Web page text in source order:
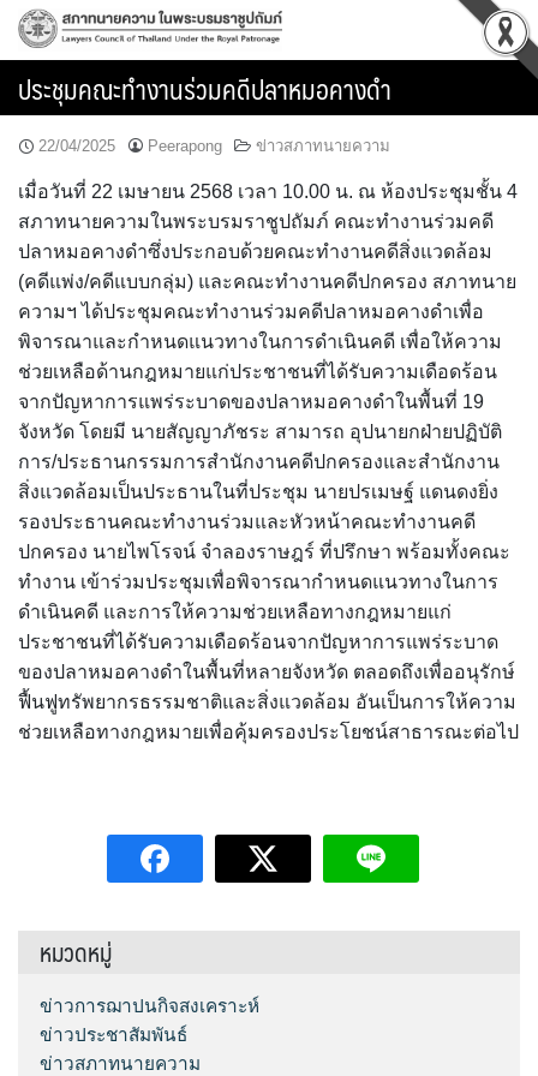
Skip
ประชุมคณะทำงานร่วมคดีปลาหมอคางดำ
22/04/2025 Peerapong ข่าวสภาทนายความ
เมื่อวันที่ 22 เมษายน 2568 เวลา 10.00 น. ณ ห้องประชุมชั้น 4
สภาทนายความในพระบรมราชูปถัมภ์ คณะทำงานร่วมคดี
ปลาหมอคางดำซึ่งประกอบด้วยคณะทำงานคดีสิ่งแวดล้อม
(คดีแพ่ง/คดีแบบกลุ่ม) และคณะทำงานคดีปกครอง สภาทนาย
ความฯ ได้ประชุมคณะทำงานร่วมคดีปลาหมอคางดำเพื่อ
พิจารณาและกำหนดแนวทางในการดำเนินคดี เพื่อให้ความ
ช่วยเหลือด้านกฎหมายแก่ประชาชนที่ได้รับความเดือดร้อน
จากปัญหาการแพร่ระบาดของปลาหมอคางดำในพื้นที่ 19
จังหวัด โดยมี นายสัญญาภัชระ สามารถ อุปนายกฝ่ายปฏิบัติ
การ/ประธานกรรมการสำนักงานคดีปกครองและสำนักงาน
สิ่งแวดล้อมเป็นประธานในที่ประชุม นายปรเมษฐ์ แดนดงยิ่ง
รองประธานคณะทำงานร่วมและหัวหน้าคณะทำงานคดี
ปกครอง นายไพโรจน์ จำลองราษฎร์ ที่ปรึกษา พร้อมทั้งคณะ
ทำงาน เข้าร่วมประชุมเพื่อพิจารณากำหนดแนวทางในการ
ดำเนินคดี และการให้ความช่วยเหลือทางกฎหมายแก่
ประชาชนที่ได้รับความเดือดร้อนจากปัญหาการแพร่ระบาด
ของปลาหมอคางดำในพื้นที่หลายจังหวัด ตลอดถึงเพื่ออนุรักษ์
ฟื้นฟูทรัพยากรธรรมชาติและสิ่งแวดล้อม อันเป็นการให้ความ
ช่วยเหลือทางกฎหมายเพื่อคุ้มครองประโยชน์สาธารณะต่อไป
หมวดหมู่
ข่าวการฌาปนกิจสงเคราะห์
ข่าวประชาสัมพันธ์
ข่าวสภาทนายความ